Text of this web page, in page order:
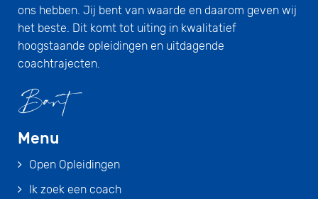
ons hebben. Jij bent van waarde en daarom geven wij
het beste. Dit komt tot uiting in kwalitatief
hoogstaande opleidingen en uitdagende
coachtrajecten.
Menu
Open Opleidingen
Ik zoek een coach